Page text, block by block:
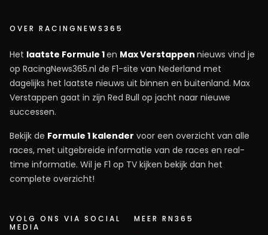
OVER RACINGNEWS365
Het laatste Formule 1en Max Verstappen nieuws vind je
op RacingNews365.nl de F1-site van Nederland met
dagelijks het laatste nieuws uit binnen en buitenland. Max
Verstappen gaat in zijn Red Bull op jacht naar nieuwe
successen.
Bekijk de Formule 1 kalender voor een overzicht van alle
races, met uitgebreide informatie van de races en real-
time informatie. Wil je F1 op TV kijken bekijk dan het
complete overzicht!
VOLG ONS VIA SOCIAL
MEDIA
MEER RN365